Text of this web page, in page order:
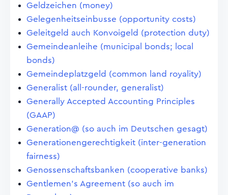
Geldzeichen (money)
Gelegenheitseinbusse (opportunity costs)
Geleitgeld auch Konvoigeld (protection duty)
Gemeindeanleihe (municipal bonds; local
bonds)
Gemeindeplatzgeld (common land royality)
Generalist (all-rounder, generalist)
Generally Accepted Accounting Principles
(GAAP)
Generation@ (so auch im Deutschen gesagt)
Generationengerechtigkeit (inter-generation
fairness)
Genossenschaftsbanken (cooperative banks)
Gentlemen's Agreement (so auch im